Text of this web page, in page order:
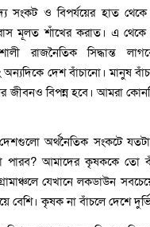
সংকট ও বিপর্যয়ের হাত থেকে
মূলত শাঁখের করাত। এ
রাজনৈতিক সিদ্ধান্ত
দেশ বাঁচানো। মানুষ
জীবনও বিপন্ন হবে। আমরা
অর্থনৈতিক সংকটে
পারব? আমাদের কৃষককে তো
যেখানে লকডাউন
বেশি। কৃষক না বাঁচলে দেশে